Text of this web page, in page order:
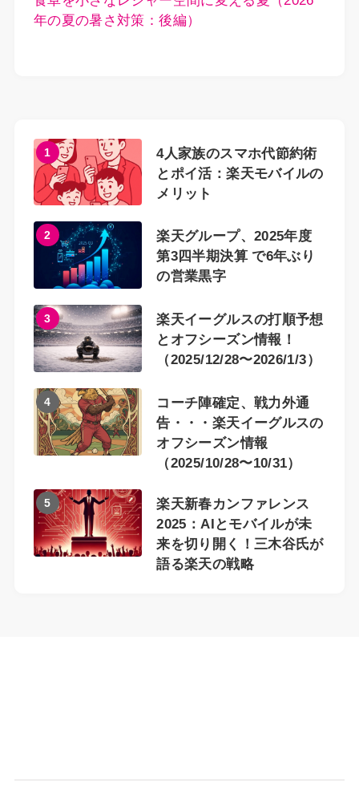
年の夏の暑さ対策：後編）
1
4人家族のスマホ代節約術
とポイ活：楽天モバイルの
メリット
2
楽天グループ、2025年度
第3四半期決算 で6年ぶり
の営業黒字
3
楽天イーグルスの打順予想
とオフシーズン情報！
（2025/12/28〜2026/1/3）
4
コーチ陣確定、戦力外通
告・・・楽天イーグルスの
オフシーズン情報
（2025/10/28〜10/31）
5
楽天新春カンファレンス
2025：AIとモバイルが未
来を切り開く！三木谷氏が
語る楽天の戦略